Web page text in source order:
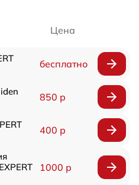
Цена
бесплатно
850 р
400 р
1000 р